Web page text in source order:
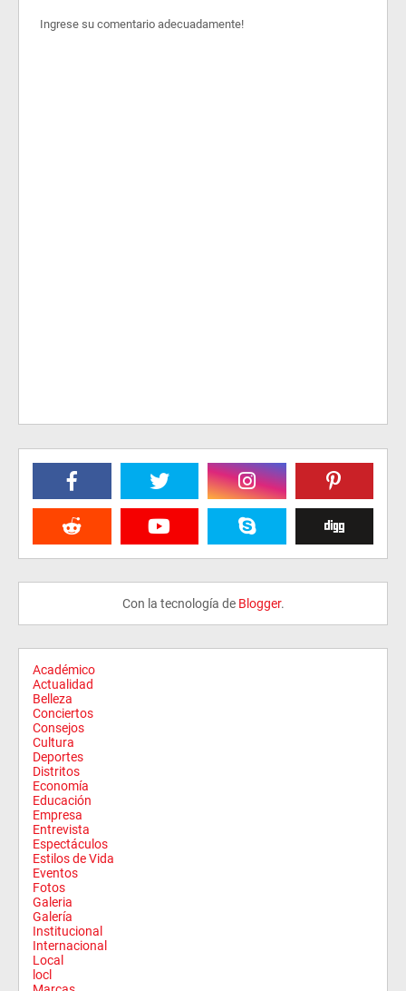
Ingrese su comentario adecuadamente!
Con la tecnología de Blogger.
Académico
Actualidad
Belleza
Conciertos
Consejos
Cultura
Deportes
Distritos
Economía
Educación
Empresa
Entrevista
Espectáculos
Estilos de Vida
Eventos
Fotos
Galeria
Galería
Institucional
Internacional
Local
locl